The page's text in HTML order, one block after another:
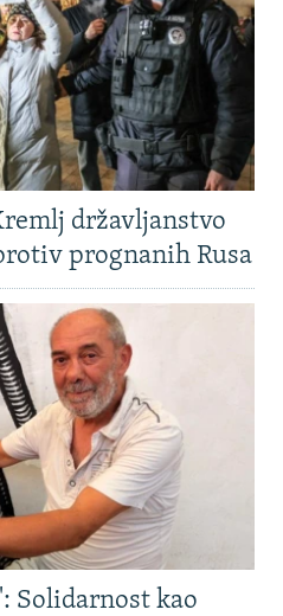
državljanstvo
prognanih Rusa
Solidarnost kao